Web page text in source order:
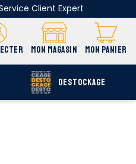
Client Expert
MON MAGASIN MON PANIER
DESTOCKAGE